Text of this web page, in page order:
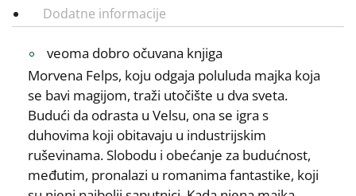
Dodatne informacije
veoma dobro očuvana knjiga
Morvena Felps, koju odgaja poluluda majka koja
se bavi magijom, traži utočište u dva sveta.
Budući da odrasta u Velsu, ona se igra s
duhovima koji obitavaju u industrijskim
ruševinama. Slobodu i obećanje za budućnost,
međutim, pronalazi u romanima fantastike, koji